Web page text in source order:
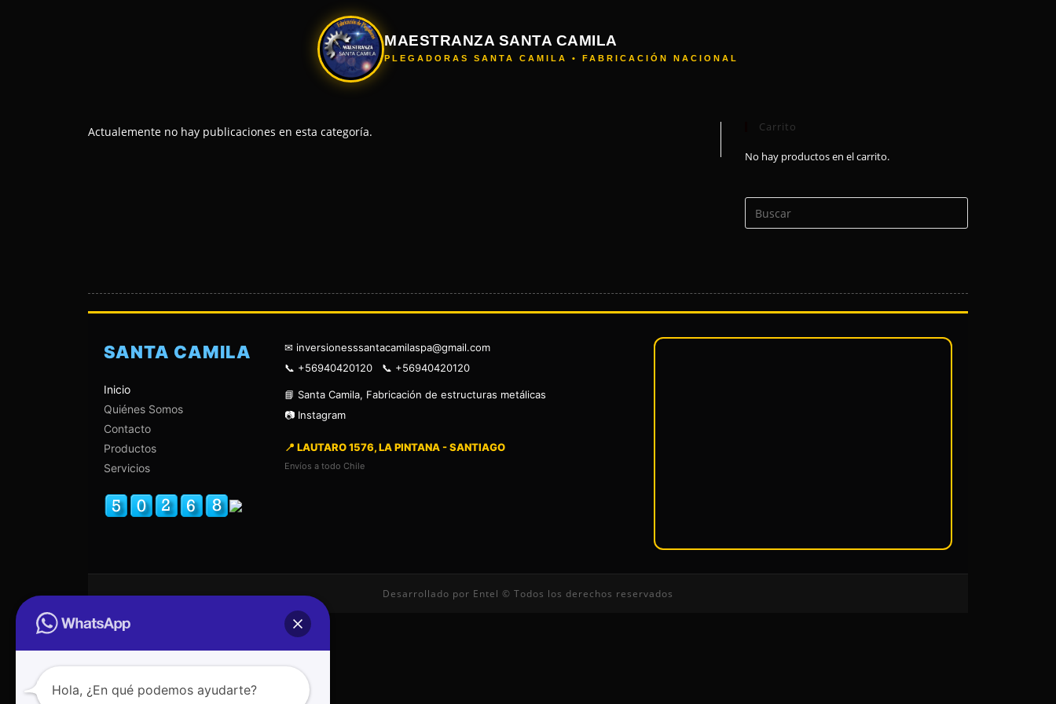
MAESTRANZA SANTA CAMILA
PLEGADORAS SANTA CAMILA • FABRICACIÓN NACIONAL
Actualemente no hay publicaciones en esta categoría. Carrito
No hay productos en el carrito.
SANTA CAMILA
Inicio
Quiénes Somos
Contacto
Productos
Servicios
✉ inversionesssantacamilaspa@gmail.com
📞 +56940420120 📞 +56940420120
📘 Santa Camila, Fabricación de estructuras metálicas
📷 Instagram
📍 LAUTARO 1576, LA PINTANA - SANTIAGO
Envíos a todo Chile
Desarrollado por Entel © Todos los derechos reservados
Hola, ¿En qué podemos ayudarte?